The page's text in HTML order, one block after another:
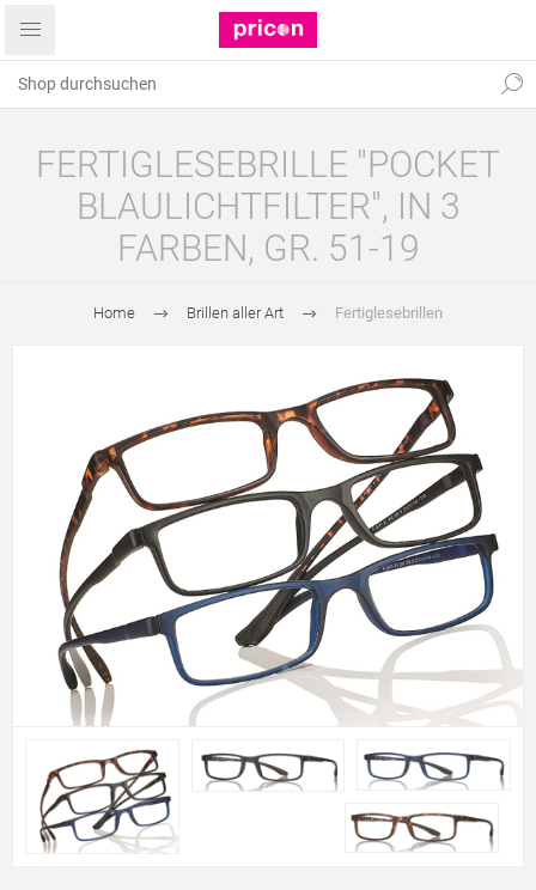
FERTIGLESEBRILLE "POCKET
BLAULICHTFILTER", IN 3
FARBEN, GR. 51-19
Home Brillen aller Art Fertiglesebrillen